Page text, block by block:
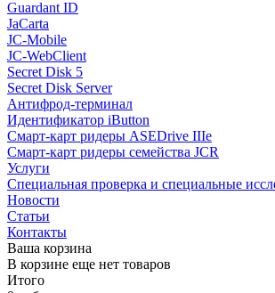
Guardant ID
JaCarta
JC-Mobile
JC-WebClient
Secret Disk 5
Secret Disk Server
Антифрод-терминал
Идентификатор iButton
Смарт-карт ридеры ASEDrive IIIe
Смарт-карт ридеры семейства JCR
Услуги
Специальная проверка и специальные
Новости
Статьи
Контакты
Ваша корзина
В корзине еще нет товаров
Итого